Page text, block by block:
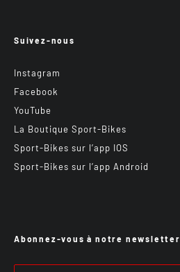
Suivez-nous
Instagram
Facebook
YouTube
La Boutique Sport-Bikes
Sport-Bikes sur l’app IOS
Sport-Bikes sur l’app Android
Abonnez-vous à notre newsletter